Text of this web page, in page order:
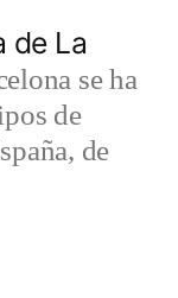
de La
se ha
de
de